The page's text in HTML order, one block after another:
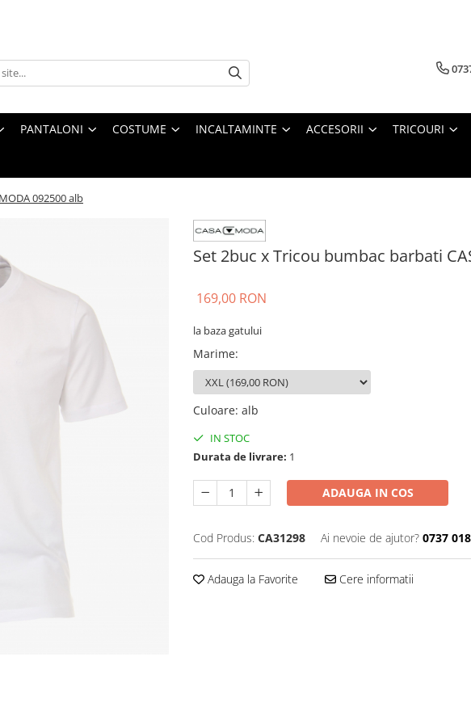
PANTALONI COSTUME INCALTAMINTE ACCESORII TRICOURI
092500 alb
Set 2buc x Tricou bumbac barbati
169,00 RON
la baza gatului
Marime:
Culoare: alb
IN STOC
Durata de livrare: 1
ADAUGA IN COS
Cod Produs: CA31298 Ai nevoie de ajutor? 0737
Adauga la Favorite Cere informatii